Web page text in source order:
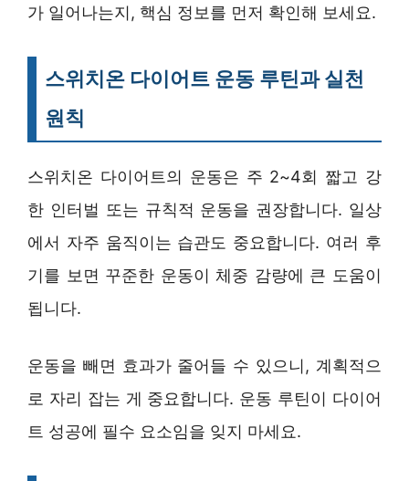
가 일어나는지, 핵심 정보를 먼저 확인해 보세요.
스위치온 다이어트 운동 루틴과 실천
원칙
스위치온 다이어트의 운동은 주 2~4회 짧고 강
한 인터벌 또는 규칙적 운동을 권장합니다. 일상
에서 자주 움직이는 습관도 중요합니다. 여러 후
기를 보면 꾸준한 운동이 체중 감량에 큰 도움이
됩니다.
운동을 빼면 효과가 줄어들 수 있으니, 계획적으
로 자리 잡는 게 중요합니다. 운동 루틴이 다이어
트 성공에 필수 요소임을 잊지 마세요.